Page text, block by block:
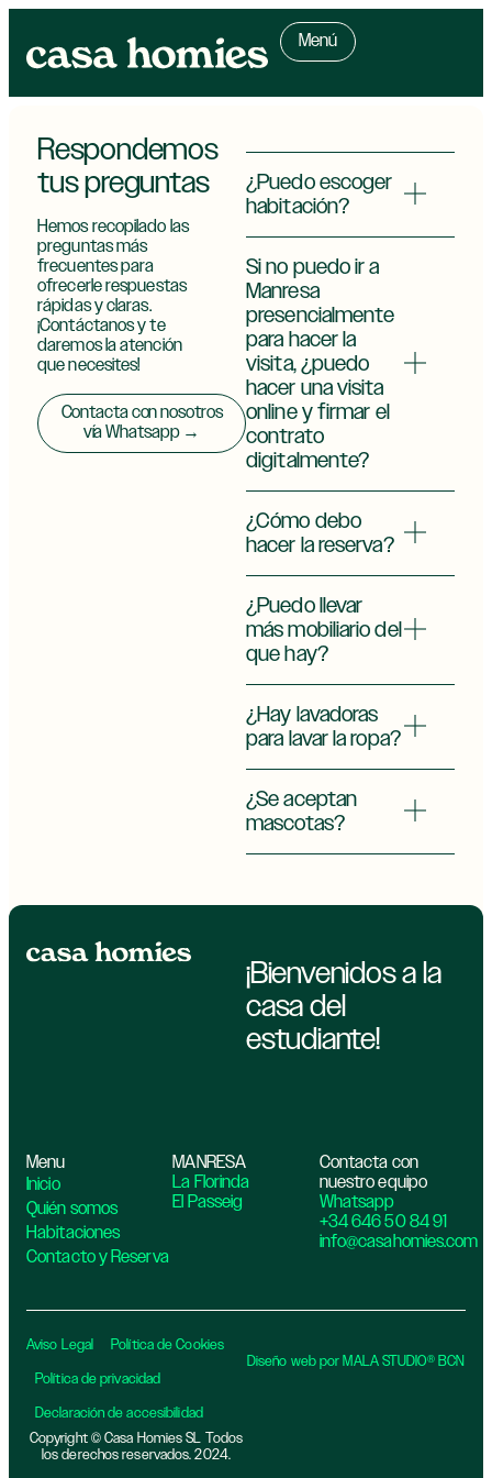
Menú
Respondemos
tus preguntas
Hemos recopilado las
preguntas más
frecuentes para
ofrecerle respuestas
rápidas y claras.
¡Contáctanos y te
daremos la atención
que necesites!
Contacta con nosotros
vía Whatsapp →
¿Puedo escoger
habitación?
Si no puedo ir a
Manresa
presencialmente
para hacer la
visita, ¿puedo
hacer una visita
online y firmar el
contrato
digitalmente?
¿Cómo debo
hacer la reserva?
¿Puedo llevar
más mobiliario del
que hay?
¿Hay lavadoras
para lavar la ropa?
¿Se aceptan
mascotas?
¡Bienvenidos a la
casa del
estudiante!
Menu
Inicio
Quién somos
Habitaciones
Contacto y Reserva
MANRESA
La Florinda
El Passeig
Contacta con
nuestro equipo
Whatsapp
+34 646 50 84 91
info@casahomies.com
Aviso Legal
Política de Cookies
Política de privacidad​
Declaración de accesibilidad
Copyright © Casa Homies SL Todos
los derechos reservados. 2024.
Diseño web por MALA STUDIO® BCN